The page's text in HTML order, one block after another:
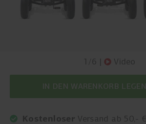
1 6 | Video
IN DEN WARENKORB LEGEN
Kostenloser Versand ab 50,- €